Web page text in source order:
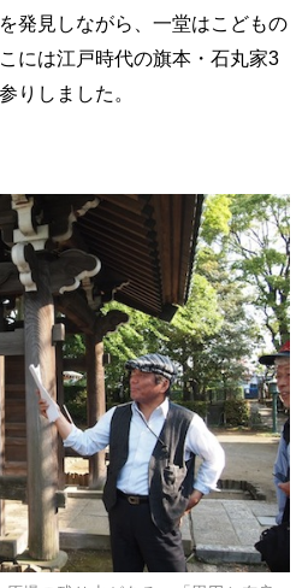
発見しながら、一堂はこどもの
には江戸時代の旗本・石丸家3
りしました。